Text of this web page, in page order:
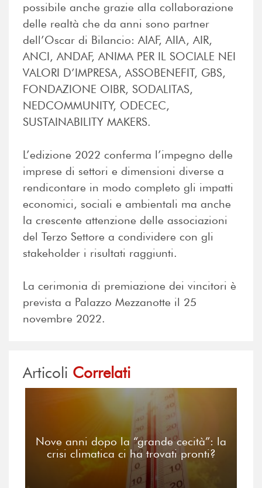
possibile anche grazie alla collaborazione
delle realtà che da anni sono partner
dell’Oscar di Bilancio: AIAF, AIIA, AIR,
ANCI, ANDAF, ANIMA PER IL SOCIALE NEI
VALORI D’IMPRESA, ASSOBENEFIT, GBS,
FONDAZIONE OIBR, SODALITAS,
NEDCOMMUNITY, ODECEC,
SUSTAINABILITY MAKERS.
L’edizione 2022 conferma l’impegno delle
imprese di settori e dimensioni diverse a
rendicontare in modo completo gli impatti
economici, sociali e ambientali ma anche
la crescente attenzione delle associazioni
del Terzo Settore a condividere con gli
stakeholder i risultati raggiunti.
La cerimonia di premiazione dei vincitori è
prevista a Palazzo Mezzanotte il 25
novembre 2022.
Articoli Correlati
Nove anni dopo la “grande cecità”: la
crisi climatica ci ha trovati pronti?